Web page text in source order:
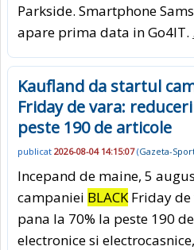
Parkside. Smartphone
apare prima data in Go4IT.
Kaufland da startul
Friday de vara:
peste 190 de articole
publicat 2026-08-04 14:15:07(Gazeta-
Incepand de maine, 5
campaniei BLACK Friday
pana la 70% la peste 190
electronice si